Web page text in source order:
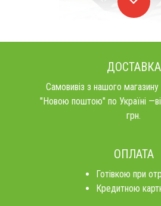
ДОСТАВКА
Самовивіз з нашого
"Новою поштою" по Україні
грн.
ОПЛАТА
Готівкою при
Кредитною